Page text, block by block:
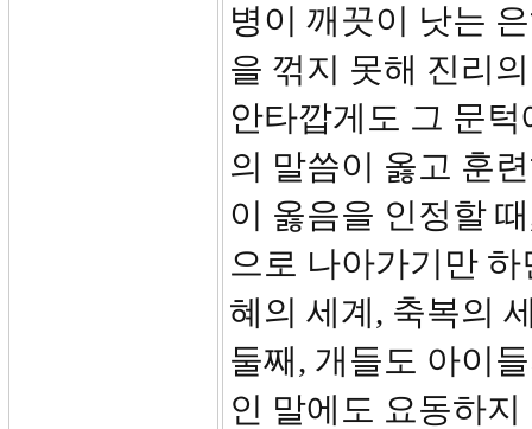
병이 깨끗이 낫는
을 꺾지 못해 진리
안타깝게도 그 문
의 말씀이 옳고 훈
이 옳음을 인정할
으로 나아가기만
혜의 세계, 축복의
둘째, 개들도 아이
인 말에도 요동하